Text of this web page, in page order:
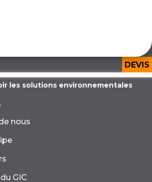
DEVIS
les solutions environnementales
nous
GIC